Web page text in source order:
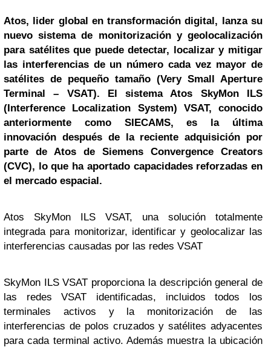
Atos, lider global en transformación digital, lanza su
nuevo sistema de monitorización y geolocalización
para satélites que puede detectar, localizar y mitigar
las interferencias de un número cada vez mayor de
satélites de pequeño tamaño (Very Small Aperture
Terminal – VSAT). El sistema Atos SkyMon ILS
(Interference Localization System) VSAT, conocido
anteriormente como SIECAMS, es la última
innovación después de la reciente adquisición por
parte de Atos de Siemens Convergence Creators
(CVC), lo que ha aportado capacidades reforzadas en
el mercado espacial.
Atos SkyMon ILS VSAT, una solución totalmente
integrada para monitorizar, identificar y geolocalizar las
interferencias causadas por las redes VSAT
SkyMon ILS VSAT proporciona la descripción general de
las redes VSAT identificadas, incluidos todos los
terminales activos y la monitorización de las
interferencias de polos cruzados y satélites adyacentes
para cada terminal activo. Además muestra la ubicación